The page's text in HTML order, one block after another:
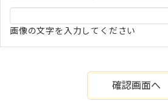
画像の文字を入力してください